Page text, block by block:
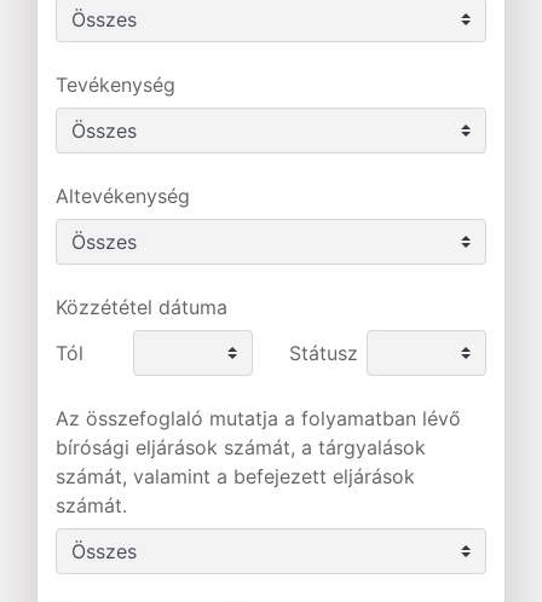
Tevékenység
Altevékenység
Közzététel dátuma
Tól
Státusz
Az összefoglaló mutatja a folyamatban lévő
bírósági eljárások számát, a tárgyalások
számát, valamint a befejezett eljárások
számát.